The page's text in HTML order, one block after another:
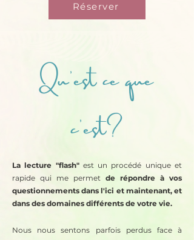
Réserver
Qu'est ce que
c'est?
La lecture "flash" est un procédé unique et
rapide qui me permet de répondre à vos
questionnements dans l'ici et maintenant, et
dans des domaines différents de votre vie.
Nous nous sentons parfois perdus face à